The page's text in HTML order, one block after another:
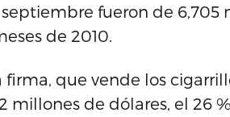
fueron de 6,705
de 2010.
que vende los
millones de dólares, el 26